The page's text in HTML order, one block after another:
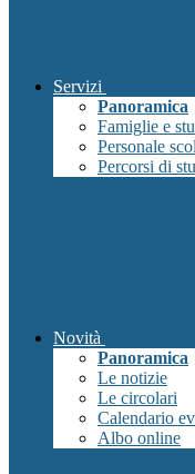
Servizi
Panoramica
Famiglie e
Personale
Percorsi di
Novità
Panoramica
Le notizie
Le circolari
Calendario
Albo online